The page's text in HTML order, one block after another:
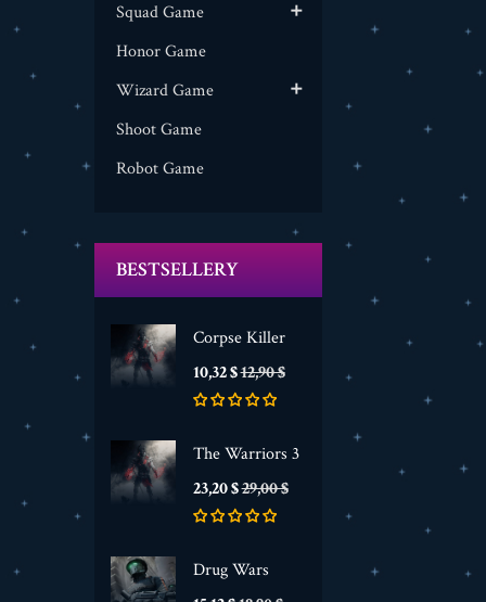
Squad Game 
Honor Game
Wizard Game

Shoot Game
Robot Game
BESTSELLERY
Corpse Killer
Cena
10,32 $Cena
podstawowa
12,90 $
The Warriors 3
Cena
23,20 $Cena
podstawowa
29,00 $
Drug Wars